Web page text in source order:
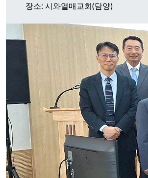
장소: 시와열매교회(담양)